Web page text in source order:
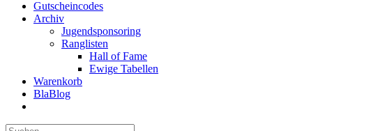
Gutscheincodes
Archiv
Jugendsponsoring
Ranglisten
Hall of Fame
Ewige Tabellen
Warenkorb
BlaBlog